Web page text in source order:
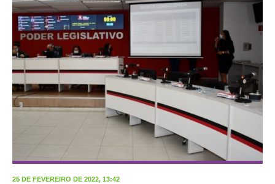
25 DE FEVEREIRO DE 2022, 13:42